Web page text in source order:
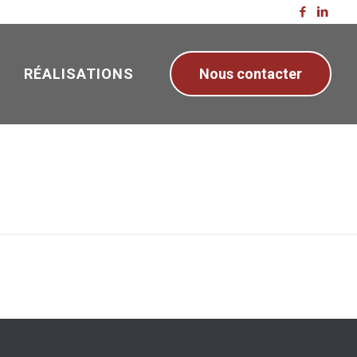
RÉALISATIONS Nous contacter